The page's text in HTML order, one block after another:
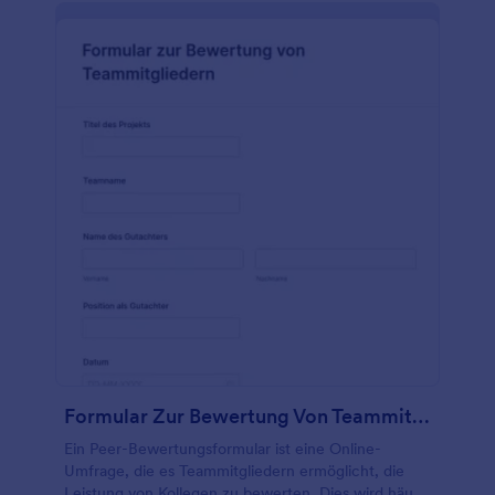
hinzufügen, um die Antworten zu verfolgen, ein
Unterschriftsfeld hinzufügen, um die Online-
deaktivieren, wenn Sie keine Informationen erfassen
und ein Online-Bewertungsformular haben, können
Formular Zur Bewertung Von Teammitgliedern
Ein Peer-Bewertungsformular ist eine Online-
Umfrage, die es Teammitgliedern ermöglicht, die